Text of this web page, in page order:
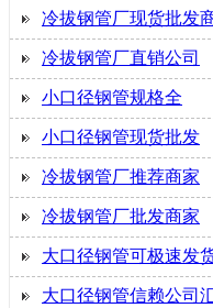
冷拔钢管厂现货批发
冷拔钢管厂直销公司
小口径钢管规格全
小口径钢管现货批发
冷拔钢管厂推荐商家
冷拔钢管厂批发商家
大口径钢管可极速发
大口径钢管信赖公司